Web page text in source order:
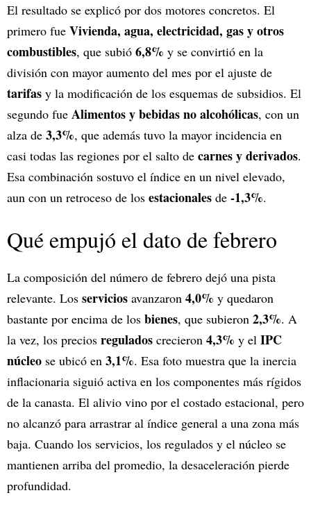
El resultado se explicó por dos motores concretos. El
primero fue Vivienda, agua, electricidad, gas y otros
combustibles, que subió 6,8% y se convirtió en la
división con mayor aumento del mes por el ajuste de
tarifas y la modificación de los esquemas de subsidios. El
segundo fue Alimentos y bebidas no alcohólicas, con un
alza de 3,3%, que además tuvo la mayor incidencia en
casi todas las regiones por el salto de carnes y derivados.
Esa combinación sostuvo el índice en un nivel elevado,
aun con un retroceso de los estacionales de -1,3%.
Qué empujó el dato de febrero
La composición del número de febrero dejó una pista
relevante. Los servicios avanzaron 4,0% y quedaron
bastante por encima de los bienes, que subieron 2,3%. A
la vez, los precios regulados crecieron 4,3% y el IPC
núcleo se ubicó en 3,1%. Esa foto muestra que la inercia
inflacionaria siguió activa en los componentes más rígidos
de la canasta. El alivio vino por el costado estacional, pero
no alcanzó para arrastrar al índice general a una zona más
baja. Cuando los servicios, los regulados y el núcleo se
mantienen arriba del promedio, la desaceleración pierde
profundidad.